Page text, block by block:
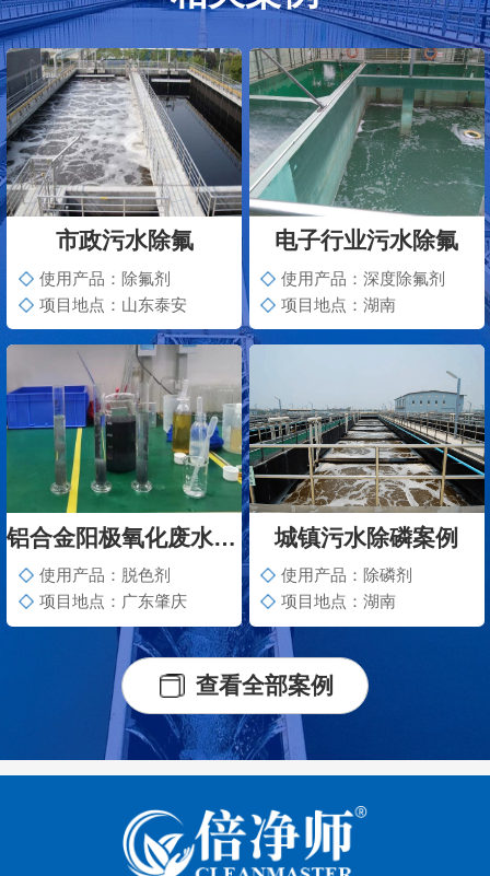
市政污水除氟
使用产品：除氟剂
项目地点：山东泰安
电子行业污水除氟
使用产品：深度除氟剂
项目地点：湖南
铝合金阳极氧化废水脱色案例
使用产品：脱色剂
项目地点：广东肇庆
城镇污水除磷案例
使用产品：除磷剂
项目地点：湖南
查看全部案例